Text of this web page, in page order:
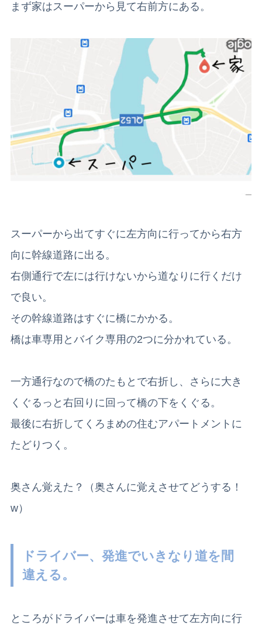
まず家はスーパーから見て右前方にある。
スーパーから出てすぐに左方向に行ってから右方
向に幹線道路に出る。
右側通行で左には行けないから道なりに行くだけ
で良い。
その幹線道路はすぐに橋にかかる。
橋は車専用とバイク専用の2つに分かれている。
一方通行なので橋のたもとで右折し、さらに大き
くぐるっと右回りに回って橋の下をくぐる。
最後に右折してくろまめの住むアパートメントに
たどりつく。
奥さん覚えた？（奥さんに覚えさせてどうする！
w）
ドライバー、発進でいきなり道を間
違える。
ところがドライバーは車を発進させて左方向に行